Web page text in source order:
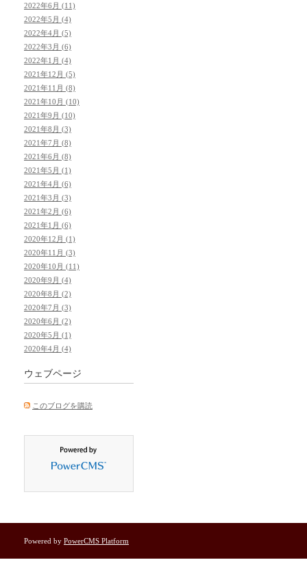
2022年6月 (11)
2022年5月 (4)
2022年4月 (5)
2022年3月 (6)
2022年1月 (4)
2021年12月 (5)
2021年11月 (8)
2021年10月 (10)
2021年9月 (10)
2021年8月 (3)
2021年7月 (8)
2021年6月 (8)
2021年5月 (1)
2021年4月 (6)
2021年3月 (3)
2021年2月 (6)
2021年1月 (6)
2020年12月 (1)
2020年11月 (3)
2020年10月 (11)
2020年9月 (4)
2020年8月 (2)
2020年7月 (3)
2020年6月 (2)
2020年5月 (1)
2020年4月 (4)
ウェブページ
このブログを購読
Powered by PowerCMS Platform